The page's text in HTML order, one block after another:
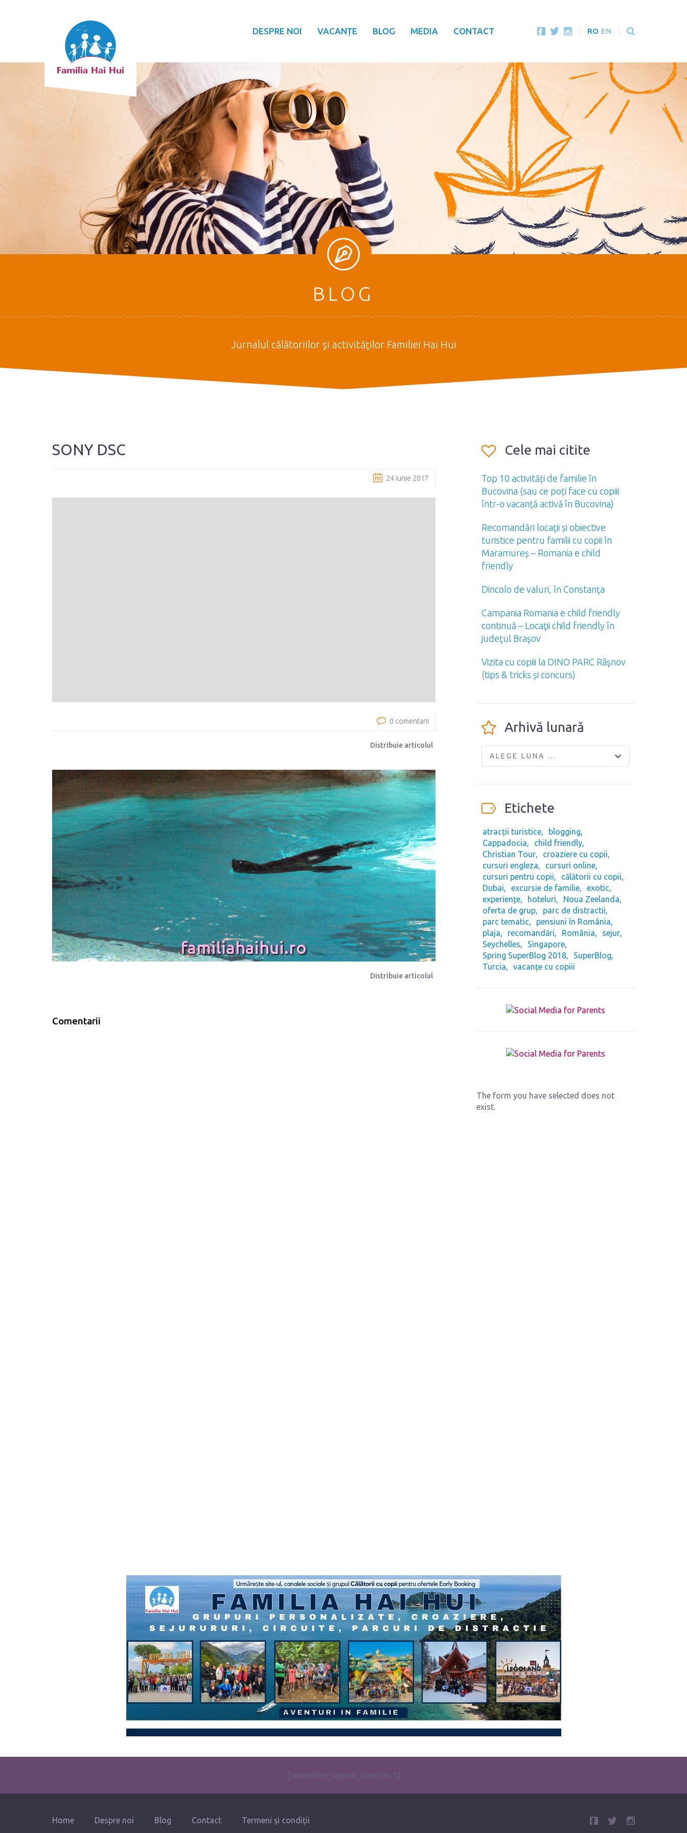
DESPRE NOI VACANȚE BLOG MEDIA CONTACT RO EN
BLOG
Jurnalul călătoriilor şi activităţilor Familiei Hai Hui
SONY DSC
24 iunie 2017
0 comentarii
Distribuie articolul
Distribuie articolul
Comentarii
Cele mai citite
Top 10 activități de familie în
Bucovina (sau ce poți face cu copiii
într-o vacanță activă în Bucovina)
Recomandări locaţii și obiective
turistice pentru familii cu copii în
Maramureș – Romania e child
friendly
Dincolo de valuri, în Constanţa
Campania Romania e child friendly
continuă – Locaţii child friendly în
judeţul Braşov
Vizita cu copiii la DINO PARC Râşnov
(tips & tricks și concurs)
Arhivă lunară
ALEGE LUNA ...
Etichete
atracții turistice
blogging
Cappadocia
child friendly
Christian Tour
croaziere cu copii
cursuri engleza
cursuri online
cursuri pentru copii
călătorii cu copii
Dubai
excursie de familie
exotic
experiențe
hoteluri
Noua Zeelanda
oferta de grup
parc de distractii
parc tematic
pensiuni în România
plaja
recomandări România
sejur
Seychelles
Singapore
Spring SuperBlog 2018
SuperBlog
Turcia
vacanțe cu copiii
The form you have selected does not
exist.
[newsletter_signup_form id=1]
Home Despre noi Blog Contact Termeni și condiții